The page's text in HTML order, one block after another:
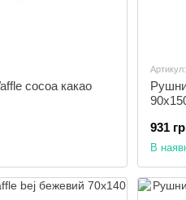
cocoa какао
931
В